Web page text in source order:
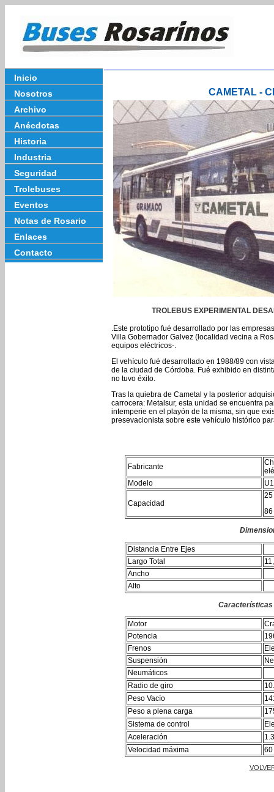
Inicio
Nosotros
Archivo
Anécdotas
Historia
Industria
Seguridad
Trolebuses
Eventos
Notas de Rosario
Enlaces
Contacto
CAMETAL -
TROLEBUS EXPERIMENTAL
.Este prototipo fué desarrollado por las
Villa Gobernador Galvez (localidad vecina a
equipos eléctricos-.
El vehículo fué desarrollado en 1988/89 con
de la ciudad de Córdoba. Fué exhibido en
no tuvo éxito.
Tras la quiebra de Cametal y la posterior
carrocera: Metalsur, esta unidad se encuentra
intemperie en el playón de la misma, sin que
presevacionista sobre este vehículo histórico
Fabricante
Modelo
Capacidad
25
86
Distancia Entre Ejes
Largo Total
Ancho
Alto
Características
Motor
Potencia
Frenos
Suspensión
Neumáticos
Radio de giro
Peso Vacío
Peso a plena carga
Sistema de control
Aceleración
Velocidad máxima
60